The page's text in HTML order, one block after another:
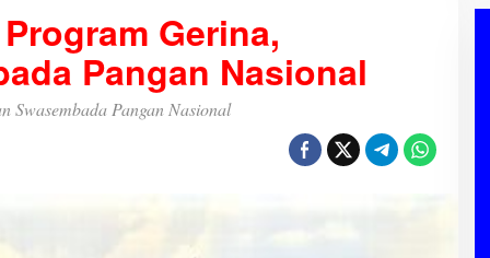
Gerina,
Pangan Nasional
Swasembada Pangan Nasional